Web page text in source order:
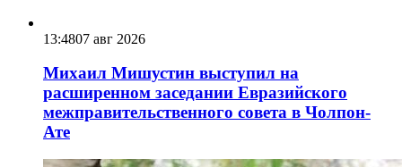
13:4807 авг 2026
Михаил Мишустин выступил на
расширенном заседании Евразийского
межправительственного совета в Чолпон-
Ате